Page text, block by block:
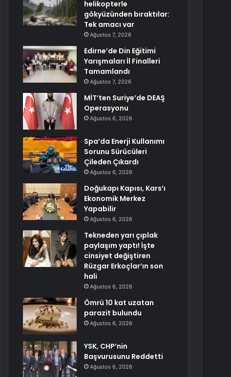
helikopterle
gökyüzünden bıraktılar:
Tek amacı var
Ağustos 7, 2026
Edirne’de Din Eğitimi
Yarışmaları İl Finalleri
Tamamlandı
Ağustos 7, 2026
MİT’ten Suriye’de DEAŞ
Operasyonu
Ağustos 6, 2026
Spa’da Enerji Kullanımı
Sorunu Sürücüleri
Çileden Çıkardı
Ağustos 6, 2026
Doğukapı Kapısı, Kars’ı
Ekonomik Merkez
Yapabilir
Ağustos 6, 2026
Tekneden yarı çıplak
paylaşım yaptı! İşte
cinsiyet değiştiren
Rüzgar Erkoçlar’ın son
hali
Ağustos 6, 2026
Ömrü 10 kat uzatan
parazit bulundu
Ağustos 6, 2026
YSK, CHP’nin
Başvurusunu Reddetti
Ağustos 6, 2026